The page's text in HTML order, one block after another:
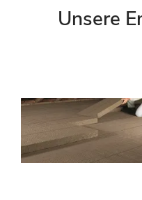
Unsere